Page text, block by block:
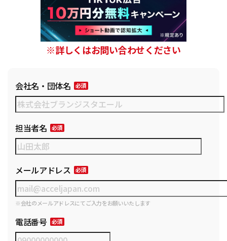
※詳しくはお問い合わせください
会社名・団体名
担当者名
メールアドレス
※会社のメールアドレスにてご入力をお願いいたします
電話番号